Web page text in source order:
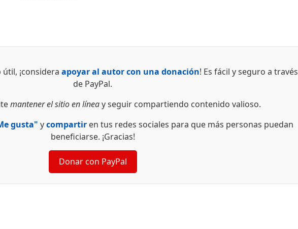
útil, ¡consideraapoyar al autor con una donación! Es fácil y seguro a través
de PayPal.
mantener el sitio en líneay seguir compartiendo contenido valioso.
gusta" ycompartiren tus redes sociales para que más personas puedan
beneficiarse. ¡Gracias!
Donar con PayPal